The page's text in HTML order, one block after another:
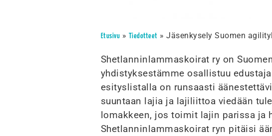
Etusivu » Tiedotteet »Jäsenkysely Suomen
Shetlanninlammaskoirat ry on
yhdistyksestämme osallistuu
esityslistalla on runsaasti
suuntaan lajia ja lajiliittoa viedään
lomakkeen, jos toimit lajin parissa ja
Shetlanninlammaskoirat ryn pitäisi